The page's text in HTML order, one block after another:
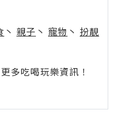
丶 親子 丶 寵物 丶 扮靚
多吃喝玩樂資訊！